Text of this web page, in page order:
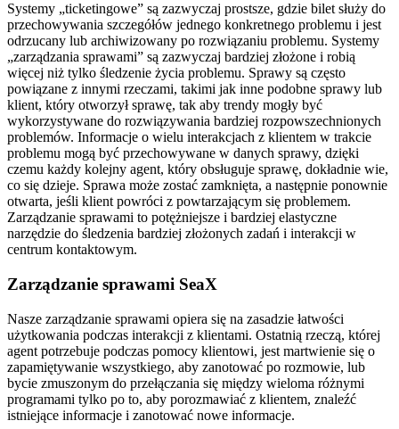
Systemy „ticketingowe” są zazwyczaj prostsze, gdzie bilet służy do
przechowywania szczegółów jednego konkretnego problemu i jest
odrzucany lub archiwizowany po rozwiązaniu problemu. Systemy
„zarządzania sprawami” są zazwyczaj bardziej złożone i robią
więcej niż tylko śledzenie życia problemu. Sprawy są często
powiązane z innymi rzeczami, takimi jak inne podobne sprawy lub
klient, który otworzył sprawę, tak aby trendy mogły być
wykorzystywane do rozwiązywania bardziej rozpowszechnionych
problemów. Informacje o wielu interakcjach z klientem w trakcie
problemu mogą być przechowywane w danych sprawy, dzięki
czemu każdy kolejny agent, który obsługuje sprawę, dokładnie wie,
co się dzieje. Sprawa może zostać zamknięta, a następnie ponownie
otwarta, jeśli klient powróci z powtarzającym się problemem.
Zarządzanie sprawami to potężniejsze i bardziej elastyczne
narzędzie do śledzenia bardziej złożonych zadań i interakcji w
centrum kontaktowym.
Zarządzanie sprawami SeaX
Nasze zarządzanie sprawami opiera się na zasadzie łatwości
użytkowania podczas interakcji z klientami. Ostatnią rzeczą, której
agent potrzebuje podczas pomocy klientowi, jest martwienie się o
zapamiętywanie wszystkiego, aby zanotować po rozmowie, lub
bycie zmuszonym do przełączania się między wieloma różnymi
programami tylko po to, aby porozmawiać z klientem, znaleźć
istniejące informacje i zanotować nowe informacje.